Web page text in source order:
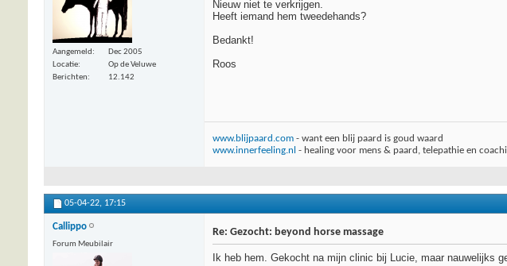
Aangemeld
Dec 2005
Locatie
Op de Veluwe
Berichten
12.142
Nieuw niet te verkrijgen.
Heeft iemand hem tweedehands?
Bedankt!
Roos
www.blijpaard.com - want een blij paard is goud waard
www.innerfeeling.nl - healing voor mens & paard, telepathie en
05-04-22, 17:15
Callippo
Forum Meubilair
Re: Gezocht: beyond horse massage
Ik heb hem. Gekocht na mijn clinic bij Lucie, maar nauwelijks